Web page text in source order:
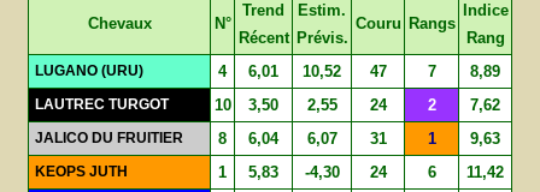
Chevaux N°
Trend
Récent
Estim.
Prévis.
Couru Rangs
Indice
Rang
LUGANO (URU) 4 6,01 10,52 47 7 8,89
LAUTREC TURGOT 10 3,50 2,55 24 2 7,62
JALICO DU FRUITIER 8 6,04 6,07 31 1 9,63
KEOPS JUTH 1 5,83 -4,30 24 6 11,42